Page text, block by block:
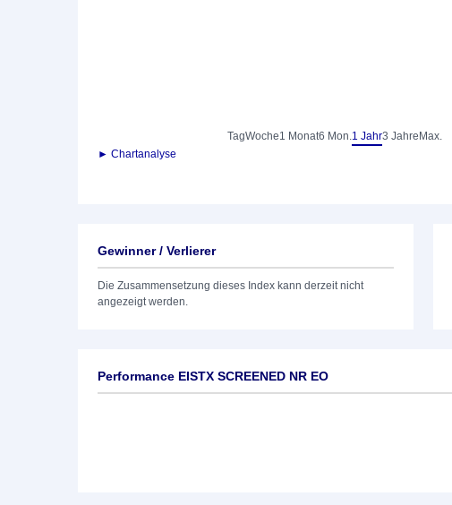
TagWoche1 Monat6 Mon.1 Jahr3 Jahre Max.
► Chartanalyse
Gewinner / Verlierer
Die Zusammensetzung dieses Index kann derzeit nicht
angezeigt werden.
Performance EISTX SCREENED NR EO